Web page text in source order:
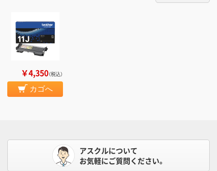
￥4,350（税込）
カゴへ
アスクルについて
お気軽にご質問ください。